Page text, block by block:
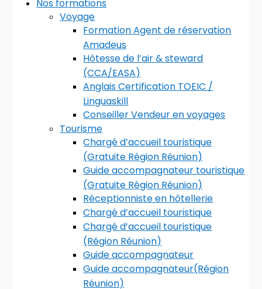
Nos formations
Voyage
Formation Agent de réservation
Amadeus
Hôtesse de l’air & steward
(CCA/EASA)
Anglais Certification TOEIC /
Linguaskill
Conseiller Vendeur en voyages
Tourisme
Chargé d’accueil touristique
(Gratuite Région Réunion)
Guide accompagnateur touristique
(Gratuite Région Réunion)
Réceptionniste en hôtellerie
Chargé d’accueil touristique
Chargé d’accueil touristique
(Région Réunion)
Guide accompagnateur
Guide accompagnateur(Région
Réunion)